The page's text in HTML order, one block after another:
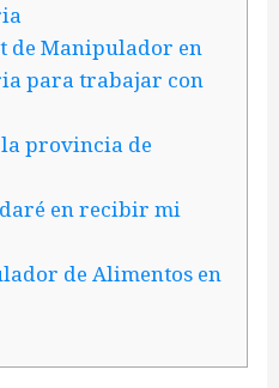
de Manipulador en
para trabajar con
provincia de
en recibir mi
de Alimentos en